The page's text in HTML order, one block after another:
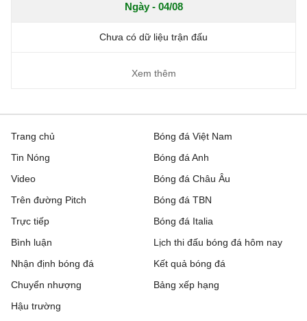
Ngày - 04/08
Chưa có dữ liệu trận đấu
Xem thêm
Trang chủ
Tin Nóng
Video
Trên đường Pitch
Trực tiếp
Bóng đá Việt Nam
Bóng đá Anh
Bóng đá Châu Âu
Bóng đá TBN
Bóng đá Italia
Bình luận
Nhận định bóng đá
Chuyển nhượng
Hậu trường
Lịch thi đấu bóng đá hôm nay
Kết quả bóng đá
Bảng xếp hạng